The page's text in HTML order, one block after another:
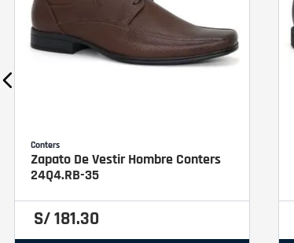
Conters
Zapato De Vestir Hombre Conters
24Q4.RB-35
S/181.30